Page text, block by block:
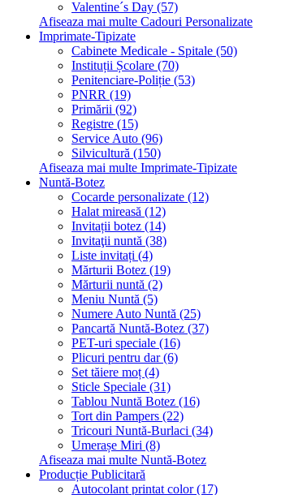
Valentine´s Day (57)
Afiseaza mai multe Cadouri Personalizate
Imprimate-Tipizate
Cabinete Medicale - Spitale (50)
Instituții Școlare (70)
Penitenciare-Poliție (53)
PNRR (19)
Primării (92)
Registre (15)
Service Auto (96)
Silvicultură (150)
Afiseaza mai multe Imprimate-Tipizate
Nuntă-Botez
Cocarde personalizate (12)
Halat mireasă (12)
Invitații botez (14)
Invitaţii nuntă (38)
Liste invitați (4)
Mărturii Botez (19)
Mărturii nuntă (2)
Meniu Nuntă (5)
Numere Auto Nuntă (25)
Pancartă Nuntă-Botez (37)
PET-uri speciale (16)
Plicuri pentru dar (6)
Set tăiere moț (4)
Sticle Speciale (31)
Tablou Nuntă Botez (16)
Tort din Pampers (22)
Tricouri Nuntă-Burlaci (34)
Umerașe Miri (8)
Afiseaza mai multe Nuntă-Botez
Producție Publicitară
Autocolant printat color (17)